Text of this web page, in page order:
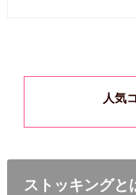
人気
ストッキングと